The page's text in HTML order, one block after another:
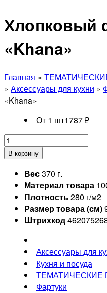
Хлопковый
«Khana»
Главная »
» Аксессуары для кухни »
«Khana»
От 1 шт1787₽
В корзину
Вес370 г.
Материал товара
Плотность280 г/м2
Размер товара (см)
Штрихкод
Аксессуары для
Кухня и посуда
ТЕМАТИЧЕСКИЕ
Фартуки